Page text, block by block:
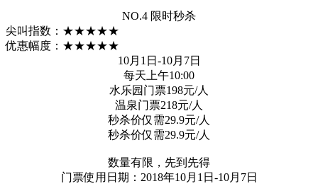
NO.4 限时秒杀
尖叫指数：★★★★★
优惠幅度：★★★★★
10月1日-10月7日
每天上午10:00
水乐园门票198元/人
温泉门票218元/人
秒杀价仅需29.9元/人
秒杀价仅需29.9元/人
数量有限，先到先得
门票使用日期：2018年10月1日-10月7日